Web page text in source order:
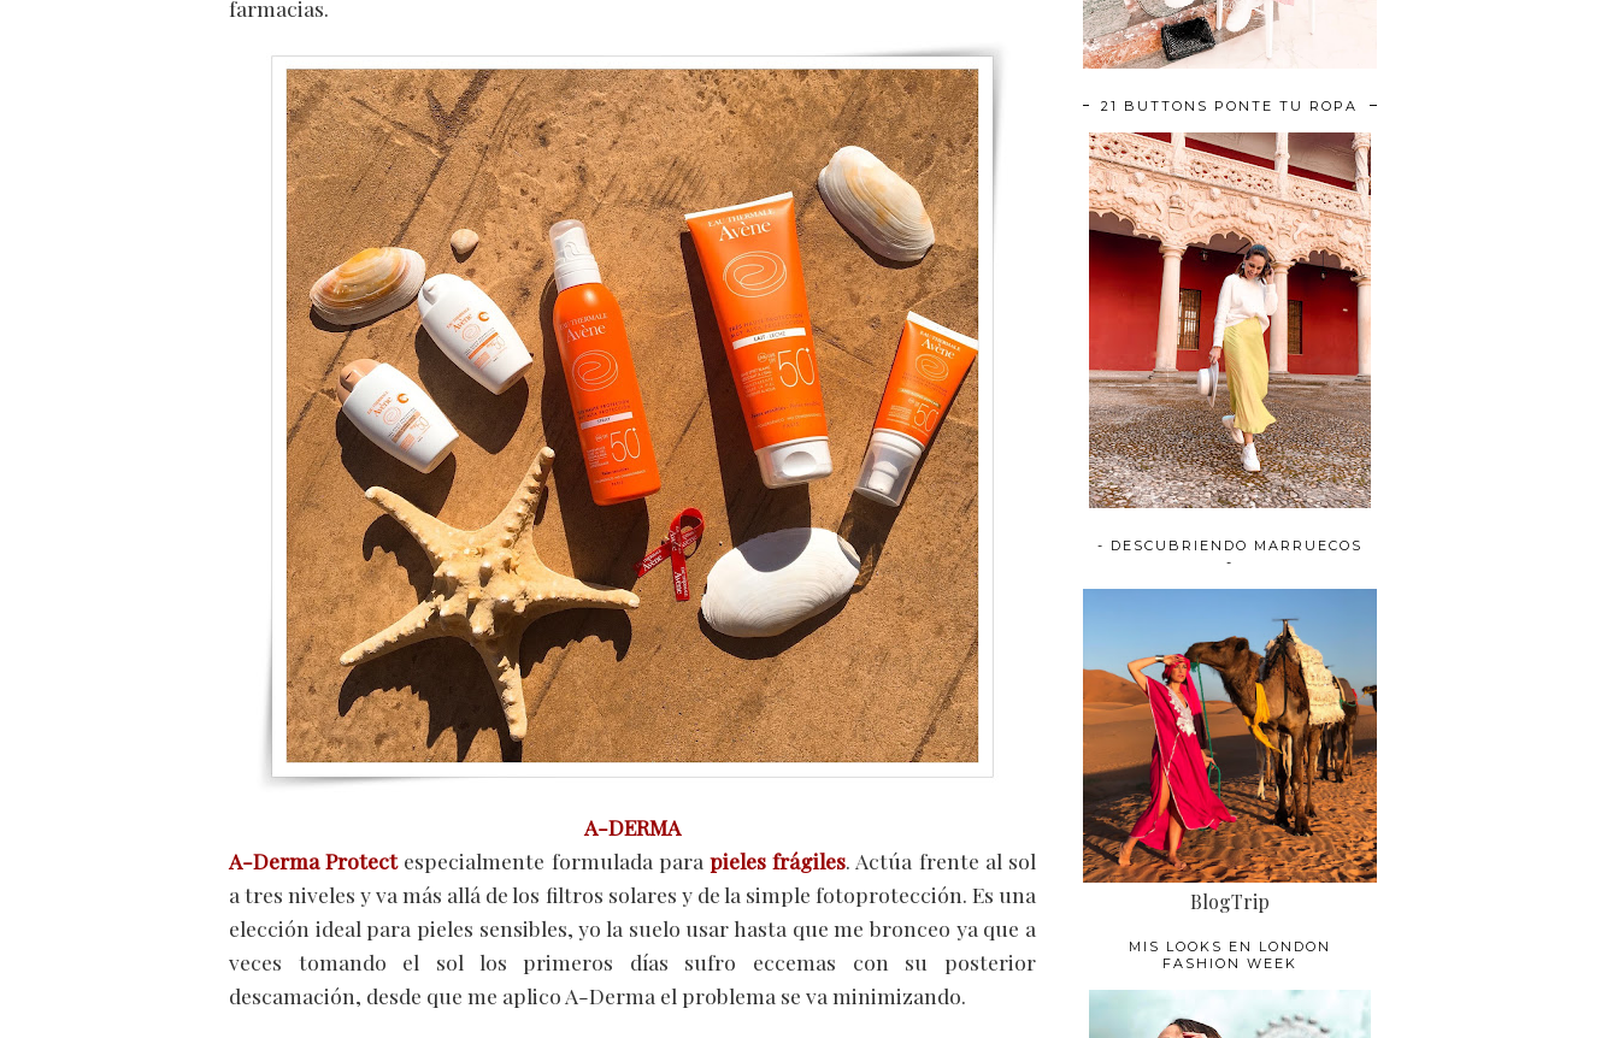
farmacias.
A-DERMA
A-Derma Protectespecialmente formulada parapieles frágiles. Actúa frente al sol
a tres niveles y va más allá de los filtros solares y de la simple fotoprotección. Es una
elección ideal para pieles sensibles, yo la suelo usar hasta que me bronceo ya que a
veces tomando el sol los primeros días sufro eccemas con su posterior
descamación, desde que me aplico A-Derma el problema se va minimizando.
21 BUTTONS PONTE TU ROPA
- DESCUBRIENDO MARRUECOS
-
BlogTrip
MIS LOOKS EN LONDON
FASHION WEEK